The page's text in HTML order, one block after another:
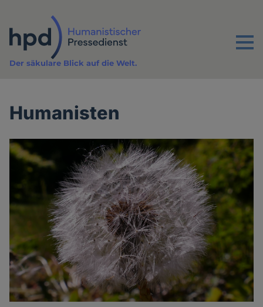
Inhalt
Menu
Der säkulare Blick auf die Welt.
Humanisten